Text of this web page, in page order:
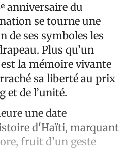
anniversaire du
se tourne une
de ses symboles les
Plus qu’un
la mémoire vivante
sa liberté au prix
et de l’unité.
une date
d'Haïti, marquant
fruit d’un geste